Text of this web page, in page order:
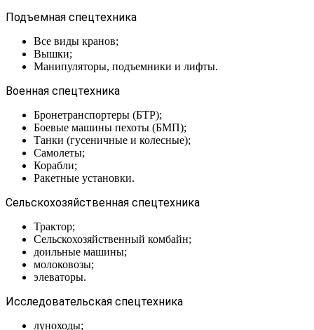
Подъемная спецтехника
Все виды кранов;
Вышки;
Манипуляторы, подъемники и лифты.
Военная спецтехника
Бронетранспортеры (БТР);
Боевые машины пехоты (БМП);
Танки (гусеничные и колесные);
Самолеты;
Корабли;
Ракетные установки.
Сельскохозяйственная спецтехника
Трактор;
Сельскохозяйственный комбайн;
доильные машины;
молоковозы;
элеваторы.
Исследовательская спецтехника
луноходы;